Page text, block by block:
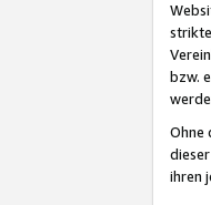
bzw.
Ohne
ihren